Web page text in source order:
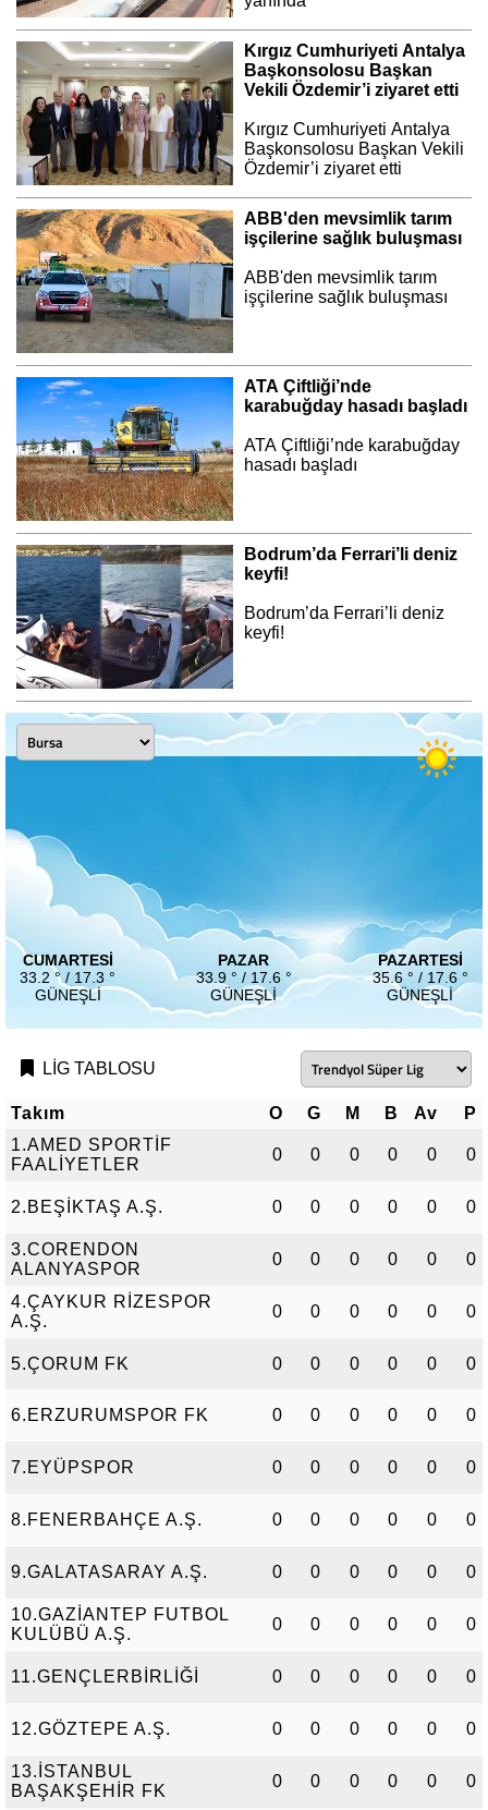
Kırgız Cumhuriyeti Antalya
Başkonsolosu Başkan
Vekili Özdemir’i ziyaret etti
Kırgız Cumhuriyeti Antalya
Başkonsolosu Başkan Vekili
Özdemir’i ziyaret etti
ABB'den mevsimlik tarım
işçilerine sağlık buluşması
ABB'den mevsimlik tarım
işçilerine sağlık buluşması
ATA Çiftliği’nde
karabuğday hasadı başladı
ATA Çiftliği’nde karabuğday
hasadı başladı
Bodrum’da Ferrari’li deniz
keyfi!
Bodrum’da Ferrari’li deniz
keyfi!
CUMARTESI
33.2 ° / 17.3 °
GÜNEŞLI
PAZAR
33.9 ° / 17.6 °
GÜNEŞLI
PAZARTESI
35.6 ° / 17.6 °
GÜNEŞLI
LİG TABLOSU
Takım O G M B Av
P
1.AMED SPORTİF
FAALİYETLER
0 0 0 0 0 0
2.BEŞİKTAŞ A.Ş. 0 0 0 0 0 0
3.CORENDON
ALANYASPOR
0 0 0 0 0 0
4.ÇAYKUR RİZESPOR
A.Ş.
0 0 0 0 0 0
5.ÇORUM FK 0 0 0 0 0 0
6.ERZURUMSPOR FK 0 0 0 0 0 0
7.EYÜPSPOR 0 0 0 0 0 0
8.FENERBAHÇE A.Ş. 0 0 0 0 0 0
9.GALATASARAY A.Ş. 0 0 0 0 0 0
10.GAZİANTEP FUTBOL
KULÜBÜ A.Ş.
0 0 0 0 0 0
11.GENÇLERBİRLİĞİ 0 0 0 0 0 0
12.GÖZTEPE A.Ş. 0 0 0 0 0 0
13.İSTANBUL
BAŞAKŞEHİR FK
0 0 0 0 0 0